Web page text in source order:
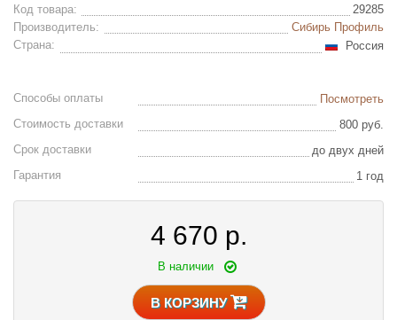
Код товара:
29285
Производитель:
Сибирь Профиль
Страна:
Россия
Способы оплаты
Посмотреть
Стоимость доставки
800 руб.
Срок доставки
до двух дней
Гарантия
1 год
4 670 р.
В наличии
В КОРЗИНУ